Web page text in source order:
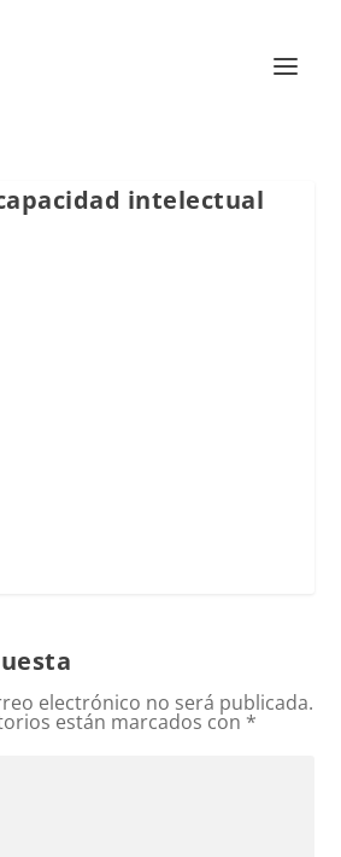
intelectual
electrónico no será publicada.
están marcados con *